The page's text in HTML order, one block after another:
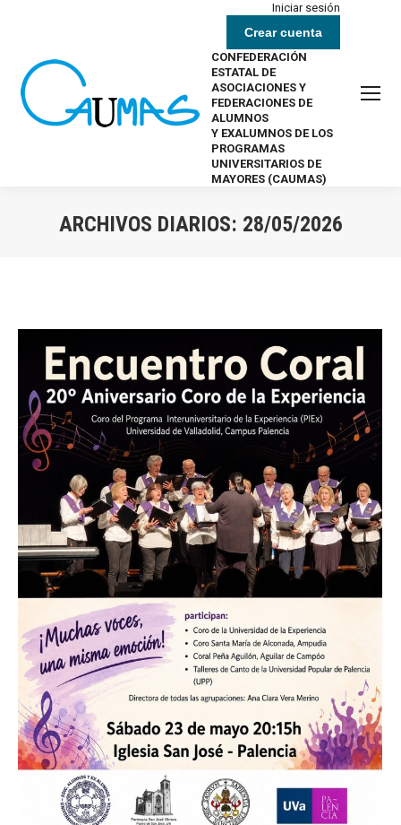
Iniciar sesión
Crear cuenta
CONFEDERACIÓN
ESTATAL DE
ASOCIACIONES Y
FEDERACIONES DE
ALUMNOS
Y EXALUMNOS DE LOS
PROGRAMAS
UNIVERSITARIOS DE
MAYORES (CAUMAS)
ARCHIVOS DIARIOS: 28/05/2026